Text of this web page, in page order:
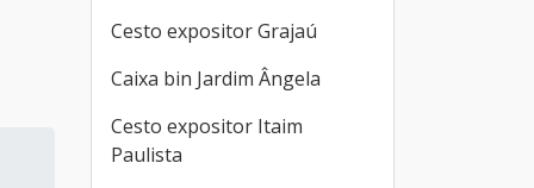
Cesto expositor Grajaú
Caixa bin Jardim Ângela
Cesto expositor Itaim
Paulista